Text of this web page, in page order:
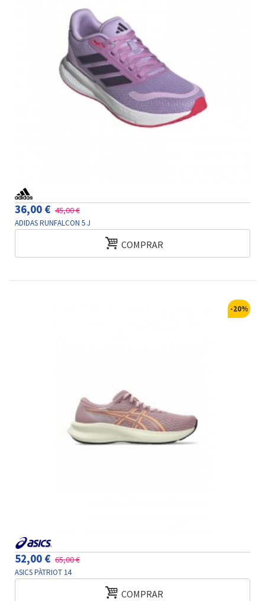
36,00 € 45,00 €
ADIDAS RUNFALCON 5 J
COMPRAR
-20%
52,00 € 65,00 €
ASICS PÀTRIOT 14
COMPRAR